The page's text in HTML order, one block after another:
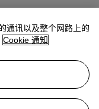
Asia Pacific
通讯以及整个网路上的
Cookie 通知